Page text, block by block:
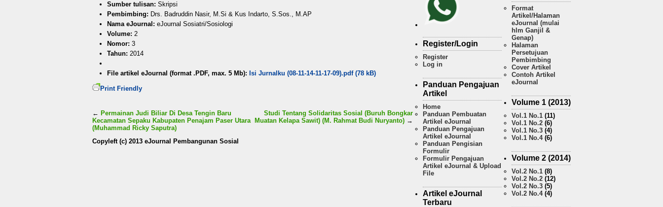
Sumber tulisan: Skripsi
Pembimbing: Drs. Badruddin Nasir, M.Si & Kus Indarto, S.Sos., M.AP
Nama eJournal: eJournal Sosiatri/Sosiologi
Volume: 2
Nomor: 3
Tahun: 2014
File artikel eJournal (format .PDF, max. 5 Mb): Isi Jurnalku (08-11-14-11-17-09).pdf (78 kB)
Print Friendly
← Permainan Judi Biliar Di Desa Tengin Baru
Kecamatan Sepaku Kabupaten Penajam Paser Utara
(Muhammad Ricky Saputra)
Studi Tentang Solidaritas Sosial (Buruh Bongkar
Muatan Kelapa Sawit) (M. Rahmat Budi Nuryanto) →
Register/Login
Register
Log in
Panduan Pengajuan
Artikel
Home
Panduan Pembuatan
Artikel eJournal
Panduan Pengajuan
Artikel eJournal
Panduan Pengisian
Formulir
Formulir Pengajuan
Artikel eJournal & Upload
File
Artikel eJournal
Terbaru
Format
Artikel/Halaman
eJournal (mulai
hlm Ganjil &
Genap)
Halaman
Persetujuan
Pembimbing
Cover Artikel
Contoh Artikel
eJournal
Volume 1 (2013)
Vol.1 No.1 (11)
Vol.1 No.2 (6)
Vol.1 No.3 (4)
Vol.1 No.4(6)
Volume 2 (2014)
Vol.2 No.1 (8)
Vol.2 No.2 (12)
Vol.2 No.3 (5)
Vol.2 No.4(4)
Copyleft (c) 2013 eJournal Pembangunan Sosial